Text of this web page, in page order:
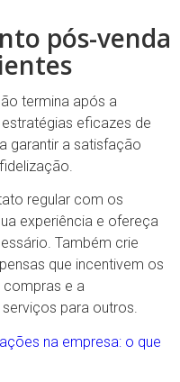
pós-venda
termina após a
eficazes de
garantir a satisfação
regular com os
experiência e ofereça
Também crie
que incentivem os
compras e a
para outros.
na empresa: o que